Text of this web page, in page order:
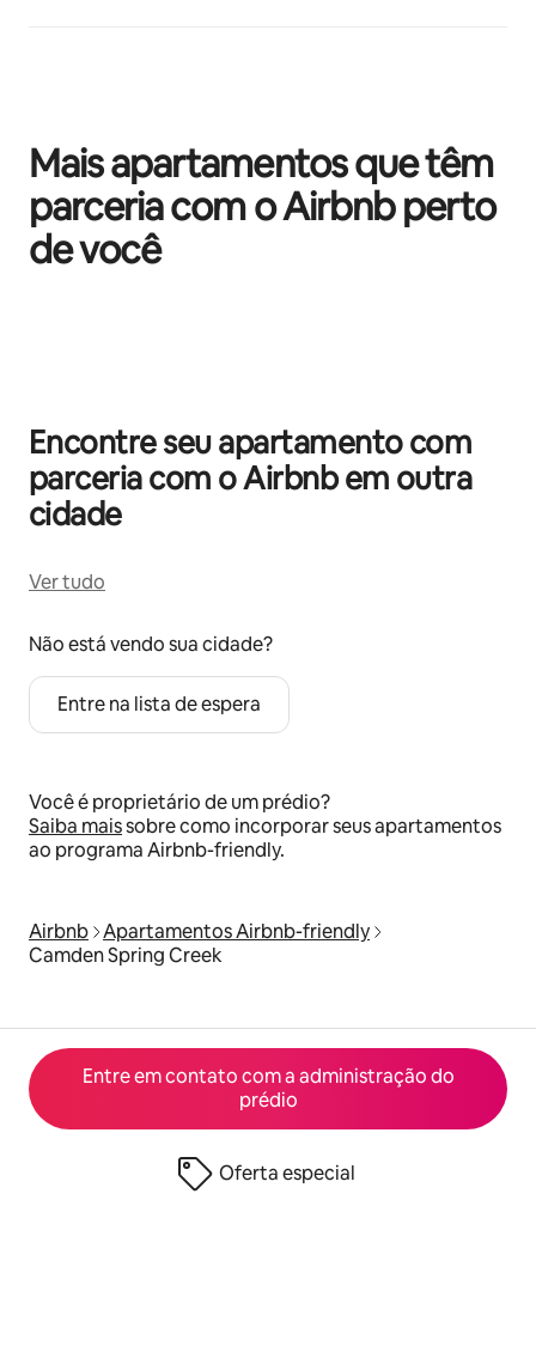
Entre em contato com a administração do
prédio
Oferta especial
Mais apartamentos que têm
parceria com o Airbnb perto
de você
Encontre seu apartamento com
parceria com o Airbnb em outra
cidade
Ver tudo
Não está vendo sua cidade?
Entre na lista de espera
Você é proprietário de um prédio?
Saiba maissobre como incorporar seus apartamentos
ao programa Airbnb-friendly.
Airbnb Apartamentos Airbnb-friendly
Camden Spring Creek